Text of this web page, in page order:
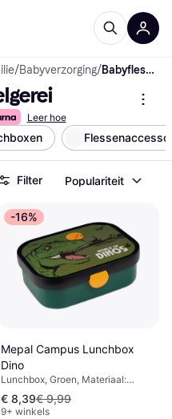
/Babyverzorging/ Babyflessen en Tafelgerei
Leer hoe
Filter Populariteit
-16%
Mepal Campus Lunchbox
Dino
Lunchbox, Groen, Materiaal:
Plastic
€ 8,39€ 9,99
9+ winkels